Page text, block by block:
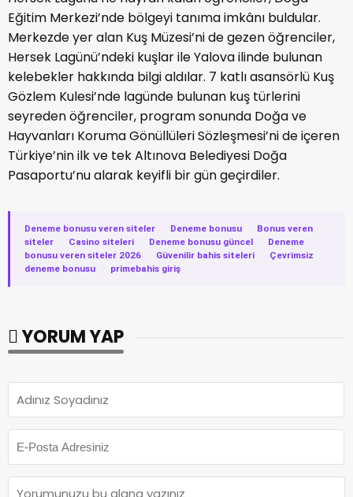
Eğitim Merkezi’nde bölgeyi tanıma imkânı buldular.
Merkezde yer alan Kuş Müzesi’ni de gezen öğrenciler,
Hersek Lagünü’ndeki kuşlar ile Yalova ilinde bulunan
kelebekler hakkında bilgi aldılar. 7 katlı asansörlü Kuş
Gözlem Kulesi’nde lagünde bulunan kuş türlerini
seyreden öğrenciler, program sonunda Doğa ve
Hayvanları Koruma Gönüllüleri Sözleşmesi’ni de içeren
Türkiye’nin ilk ve tek Altınova Belediyesi Doğa
Pasaportu’nu alarak keyifli bir gün geçirdiler.
Deneme bonusu veren siteler · Deneme bonusu ·
Bonus veren
siteler
· Casino siteleri · Deneme bonusu güncel ·
Deneme
bonusu veren siteler 2026
· Güvenilir bahis siteleri ·
Çevrimsiz
deneme bonusu
· primebahis giriş
YORUM YAP